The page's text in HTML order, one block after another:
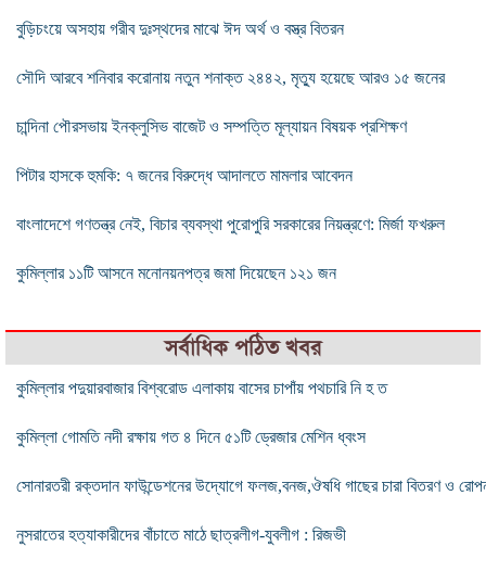
বুড়িচংয়ে অসহায় গরীব দুঃস্থদের মাঝে ঈদ অর্থ ও বস্ত্র বিতরন
সৌদি আরবে শনিবার করোনায় নতুন শনাক্ত ২৪৪২, মৃত্যু হয়েছে আরও ১৫ জনের
চান্দিনা পৌরসভায় ইনক্লুসিভ বাজেট ও সম্পত্তি মূল্যায়ন বিষয়ক প্রশিক্ষণ
পিটার হাসকে হুমকি: ৭ জনের বিরুদ্ধে আদালতে মামলার আবেদন
বাংলাদেশে গণতন্ত্র নেই, বিচার ব্যবস্থা পুরোপুরি সরকারের নিয়ন্ত্রণে: মির্জা ফখরুল
কুমিল্লার ১১টি আসনে মনোনয়নপত্র জমা দিয়েছেন ১২১ জন
সর্বাধিক পঠিত খবর
কুমিল্লার পদুয়ারবাজার বিশ্বরোড এলাকায় বাসের চাপাঁয় পথচারি নি হ ত
কুমিল্লা গোমতি নদী রক্ষায় গত ৪ দিনে ৫১টি ড্রেজার মেশিন ধ্বংস
সোনারতরী রক্তদান ফাউন্ডেশনের উদ্যোগে ফলজ,বনজ,ঔষধি গাছের চারা বিতরণ ও
নুসরাতের হত্যাকারীদের বাঁচাতে মাঠে ছাত্রলীগ-যুবলীগ : রিজভী